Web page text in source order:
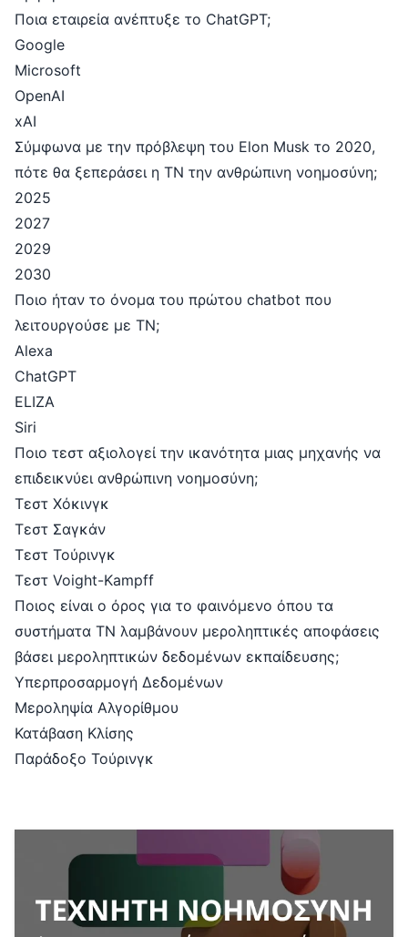
Ποια εταιρεία ανέπτυξε το ChatGPT;
Google
Microsoft
OpenAI
xAI
Σύμφωνα με την πρόβλεψη του Elon Musk το 2020,
πότε θα ξεπεράσει η ΤΝ την ανθρώπινη νοημοσύνη;
2025
2027
2029
2030
Ποιο ήταν το όνομα του πρώτου chatbot που
λειτουργούσε με ΤΝ;
Alexa
ChatGPT
ELIZA
Siri
Ποιο τεστ αξιολογεί την ικανότητα μιας μηχανής να
επιδεικνύει ανθρώπινη νοημοσύνη;
Τεστ Χόκινγκ
Τεστ Σαγκάν
Τεστ Τούρινγκ
Τεστ Voight-Kampff
Ποιος είναι ο όρος για το φαινόμενο όπου τα
συστήματα ΤΝ λαμβάνουν μεροληπτικές αποφάσεις
βάσει μεροληπτικών δεδομένων εκπαίδευσης;
Υπερπροσαρμογή Δεδομένων
Μεροληψία Αλγορίθμου
Κατάβαση Κλίσης
Παράδοξο Τούρινγκ